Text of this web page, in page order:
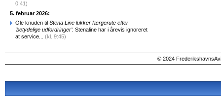
0:41)
5. februar 2026:
Ole knuden til Stena Line lukker færgerute efter
‘betydelige udfordringer’: Stenaline har i årevis ignoreret
at service... (kl. 9:45)
© 2024